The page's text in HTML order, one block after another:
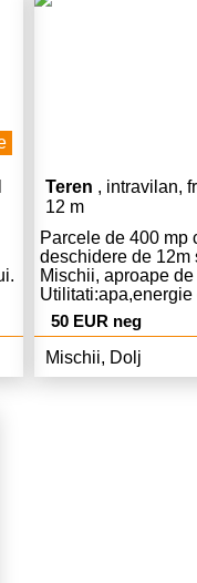
numarul de telefon
0787588880. Va
Teren , intravilan,
12 m
Parcele de 400 mp
deschidere de 12m
Mischii, aproape
Utilitati:apa,energie
gaze și canalizare
Acces la strada
imprejmuit,pomi
rod,vecini liniștiți.
50 EUR neg
Mischii, Dolj